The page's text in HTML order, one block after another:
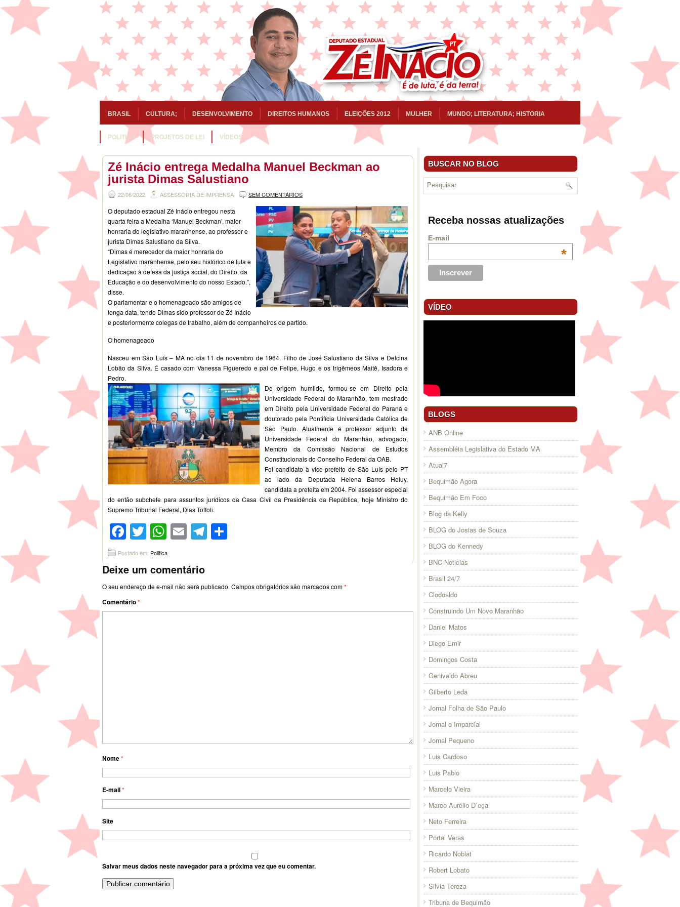
BRASIL CULTURA; DESENVOLVIMENTO DIREITOS HUMANOS ELEIÇÕES 2012 MULHER MUNDO; LITERATURA; HISTORIA
POLITICA PROJETOS DE LEI VÍDEOS
Zé Inácio entrega Medalha Manuel Beckman ao
jurista Dimas Salustiano
22/06/2022 ASSESSORIA DE IMPRENSA SEM COMENTÁRIOS
O deputado estadual Zé Inácio entregou nesta
quarta feira a Medalha ‘Manuel Beckman’, maior
honraria do legislativo maranhense, ao professor e
jurista Dimas Salustiano da Silva.
“Dimas é merecedor da maior honraria do
Legislativo maranhense, pelo seu histórico de luta e
dedicação à defesa da justiça social, do Direito, da
Educação e do desenvolvimento do nosso Estado.”,
disse.
O parlamentar e o homenageado são amigos de
longa data, tendo Dimas sido professor de Zé Inácio
e posteriormente colegas de trabalho, além de companheiros de partido.
O homenageado
Nasceu em São Luís – MA no dia 11 de novembro de 1964. Filho de José Salustiano da Silva e Delcina
Lobão da Silva. É casado com Vanessa Figueredo e pai de Felipe, Hugo e os trigêmeos Maitê, Isadora e
Pedro.
De origem humilde, formou-se em Direito pela
Universidade Federal do Maranhão, tem mestrado
em Direito pela Universidade Federal do Paraná e
doutorado pela Pontifícia Universidade Católica de
São Paulo. Atualmente é professor adjunto da
Universidade Federal do Maranhão, advogado,
Membro da Comissão Nacional de Estudos
Constitucionais do Conselho Federal da OAB.
Foi candidato à vice-prefeito de São Luís pelo PT
ao lado da Deputada Helena Barros Heluy,
candidata a prefeita em 2004. Foi assessor especial
do então subchefe para assuntos jurídicos da Casa Civil da Presidência da República, hoje Ministro do
Supremo Tribunal Federal, Dias Toffoli.
Facebook
Twitter
WhatsApp
EmailTelegram
Postado em: Politica
Deixe um comentário
O seu endereço de e-mail não será publicado. Campos obrigatórios são marcados com*
Comentário*
Nome*
E-mail*
Site
Salvar meus dados neste navegador para a próxima vez que eu comentar.
BUSCAR NO BLOG
Receba nossas atualizações
E-mail
*
VÍDEO
BLOGS
ANB Online
Assembléia Legislativa do Estado MA
Atual7
Bequimão Agora
Bequimão Em Foco
Blog da Kelly
BLOG do Josias de Souza
BLOG do Kennedy
BNC Noticias
Brasil 24/7
Clodoaldo
Construindo Um Novo Maranhão
Daniel Matos
Diego Emir
Domingos Costa
Genivaldo Abreu
Gilberto Leda
Jornal Folha de São Paulo
Jornal o Imparcial
Jornal Pequeno
Luis Cardoso
Luis Pablo
Marcelo Vieira
Marco Aurélio D`eça
Neto Ferreira
Portal Veras
Ricardo Noblat
Robert Lobato
Silvia Tereza
Tribuna de Bequimão